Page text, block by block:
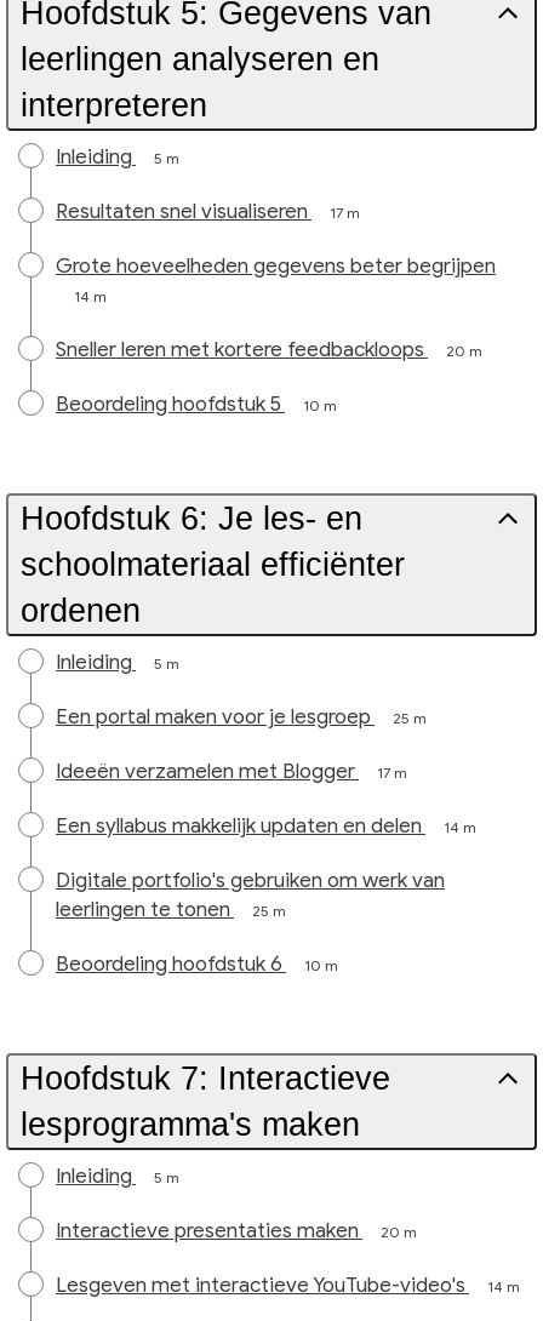
Hoofdstuk 5: Gegevens van
leerlingen analyseren en
interpreteren
Inleiding 5 m
Resultaten snel visualiseren 17 m
Grote hoeveelheden gegevens beter begrijpen
14 m
Sneller leren met kortere feedbackloops 20 m
Beoordeling hoofdstuk 5 10 m
Hoofdstuk 6: Je les- en
schoolmateriaal efficiënter
ordenen
Inleiding 5 m
Een portal maken voor je lesgroep 25 m
Ideeën verzamelen met Blogger 17 m
Een syllabus makkelijk updaten en delen 14 m
Digitale portfolio's gebruiken om werk van
leerlingen te tonen
25 m
Beoordeling hoofdstuk 6 10 m
Hoofdstuk 7: Interactieve
lesprogramma's maken
Inleiding 5 m
Interactieve presentaties maken 20 m
Lesgeven met interactieve YouTube-video's 14 m